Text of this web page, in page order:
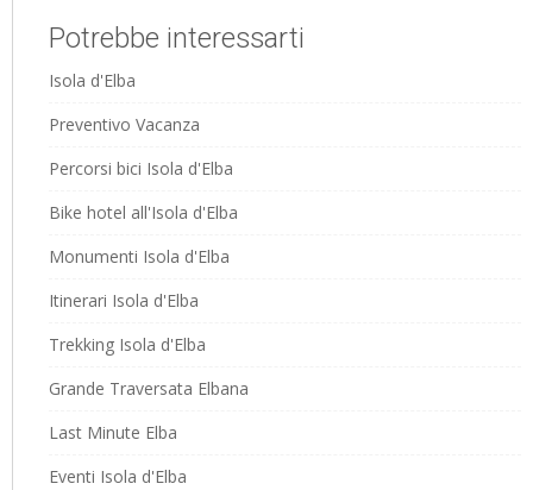
Potrebbe interessarti
Isola d'Elba
Preventivo Vacanza
Percorsi bici Isola d'Elba
Bike hotel all'Isola d'Elba
Monumenti Isola d'Elba
Itinerari Isola d'Elba
Trekking Isola d'Elba
Grande Traversata Elbana
Last Minute Elba
Eventi Isola d'Elba